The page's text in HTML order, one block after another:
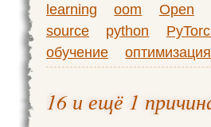
learning
oom
Open
source
python
обучение
16 и ещё 1